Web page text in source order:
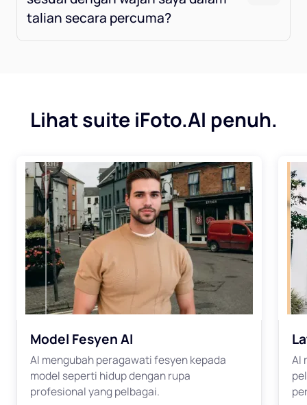
talian secara percuma?
Lihat suite iFoto.AI penuh.
Model Fesyen AI
AI mengubah peragawati fesyen kepada
model seperti hidup dengan rupa
profesional yang pelbagai.
AI